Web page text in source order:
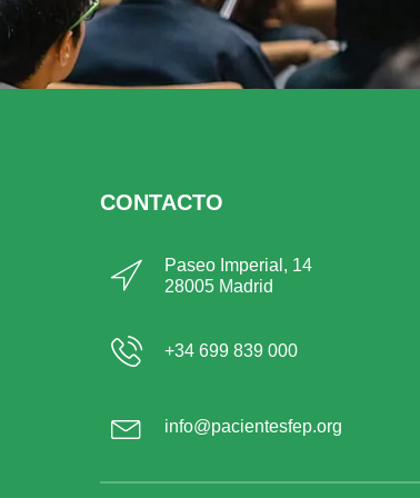
CONTACTO
Paseo Imperial, 14
28005 Madrid
+34 699 839 000
info@pacientesfep.org